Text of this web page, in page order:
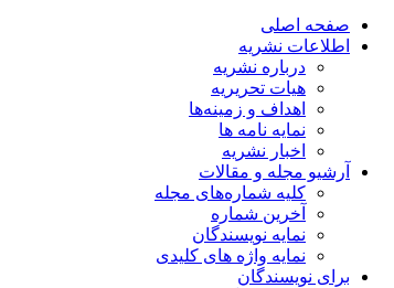
صفحه اصلی
اطلاعات نشریه
درباره نشریه
هیات تحریریه
اهداف و زمینه‌ها
نمایه نامه ها
اخبار نشریه
آرشیو مجله و مقالات
کلیه شماره‌های مجله
آخرین شماره
نمایه نویسندگان
نمایه واژه های کلیدی
برای نویسندگان